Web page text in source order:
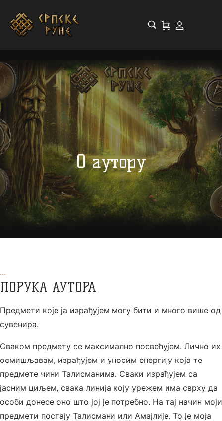
О аутору
...
ПОРУКА АУТОРА
Предмети које ја израђујем могу бити и много више од
сувенира.
Сваком предмету се максимално посвећујем. Лично их
осмишљавам, израђујем и уносим енергију која те
предмете чини Талисманима. Сваки израђујем са
јасним циљем, свака линија коју урежем има сврху да
особи донесе оно што јој је потребно. На тај начин моји
предмети постају Талисмани или Амајлије. То је моја